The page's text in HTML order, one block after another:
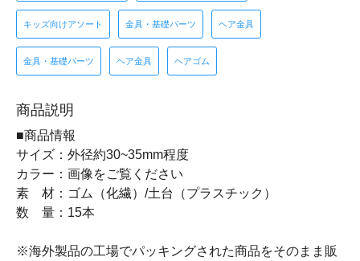
キッズ向けアソート 金具・基礎パーツ ヘア金具
金具・基礎パーツ ヘア金具 ヘアゴム
商品説明
■商品情報
サイズ：外径約30~35mm程度
カラー：画像をご覧ください
素 材：ゴム（化繊）/土台（プラスチック）
数 量：15本
※海外製品の工場でパッキングされた商品をそのまま販